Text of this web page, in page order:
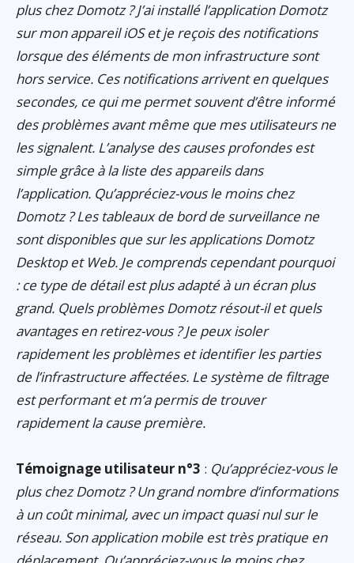
plus chez Domotz ? J’ai installé l’application Domotz
sur mon appareil iOS et je reçois des notifications
lorsque des éléments de mon infrastructure sont
hors service. Ces notifications arrivent en quelques
secondes, ce qui me permet souvent d’être informé
des problèmes avant même que mes utilisateurs ne
les signalent. L’analyse des causes profondes est
simple grâce à la liste des appareils dans
l’application. Qu’appréciez-vous le moins chez
Domotz ? Les tableaux de bord de surveillance ne
sont disponibles que sur les applications Domotz
Desktop et Web. Je comprends cependant pourquoi
: ce type de détail est plus adapté à un écran plus
grand. Quels problèmes Domotz résout-il et quels
avantages en retirez-vous ? Je peux isoler
rapidement les problèmes et identifier les parties
de l’infrastructure affectées. Le système de filtrage
est performant et m’a permis de trouver
rapidement la cause première.
Témoignage utilisateur n°3 : Qu’appréciez-vous le
plus chez Domotz ? Un grand nombre d’informations
à un coût minimal, avec un impact quasi nul sur le
réseau. Son application mobile est très pratique en